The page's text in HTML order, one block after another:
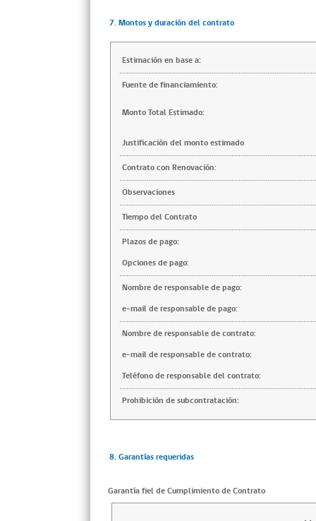
7. Montos y duración del contrato
Estimación en base a:
Fuente de financiamiento:
Monto Total Estimado:
Justificación del monto estimado
Contrato con Renovación:
Observaciones
Tiempo del Contrato
Plazos de pago:
Opciones de pago:
Nombre de responsable de pago:
e-mail de responsable de pago:
Nombre de responsable de contrato:
e-mail de responsable de contrato:
Teléfono de responsable del contrato:
Prohibición de subcontratación:
8. Garantías requeridas
Garantía fiel de Cumplimiento de Contrato